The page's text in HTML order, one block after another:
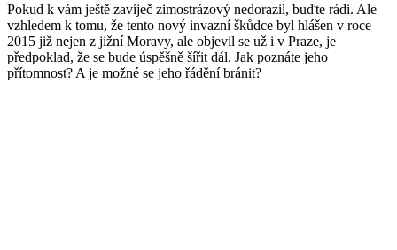
Pokud k vám ještě zavíječ zimostrázový nedorazil, buďte rádi. Ale
vzhledem k tomu, že tento nový invazní škůdce byl hlášen v roce
2015 již nejen z jižní Moravy, ale objevil se už i v Praze, je
předpoklad, že se bude úspěšně šířit dál. Jak poznáte jeho
přítomnost? A je možné se jeho řádění bránit?